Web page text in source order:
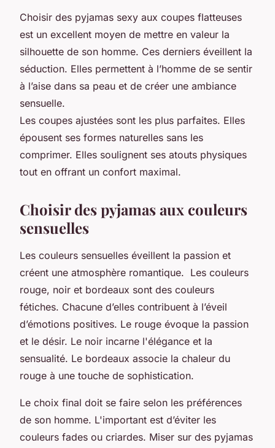
Choisir des pyjamas sexy aux coupes flatteuses
est un excellent moyen de mettre en valeur la
silhouette de son homme. Ces derniers éveillent la
séduction. Elles permettent à l’homme de se sentir
à l’aise dans sa peau et de créer une ambiance
sensuelle.
Les coupes ajustées sont les plus parfaites. Elles
épousent ses formes naturelles sans les
comprimer. Elles soulignent ses atouts physiques
tout en offrant un confort maximal.
Choisir des pyjamas aux couleurs
sensuelles
Les couleurs sensuelles éveillent la passion et
créent une atmosphère romantique. Les couleurs
rouge, noir et bordeaux sont des couleurs
fétiches. Chacune d’elles contribuent à l’éveil
d’émotions positives. Le rouge évoque la passion
et le désir. Le noir incarne l'élégance et la
sensualité. Le bordeaux associe la chaleur du
rouge à une touche de sophistication.
Le choix final doit se faire selon les préférences
de son homme. L'important est d’éviter les
couleurs fades ou criardes. Miser sur des pyjamas